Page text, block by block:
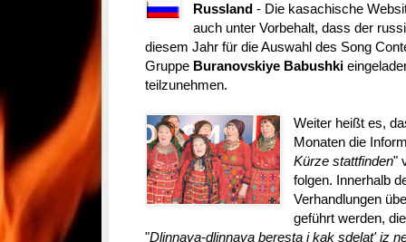
Russland- Die kasachische
auch unter Vorbehalt, dass der
diesem Jahr für die Auswahl des Song
Gruppe Buranovskiye Babushki
teilzunehmen.
Weiter heißt es,
Monaten die
Kürze stattfinden"
folgen. Innerhalb
Verhandlungen
geführt werden,
"Dlinnaya-dlinnaya beresta i kak sdelat' iz